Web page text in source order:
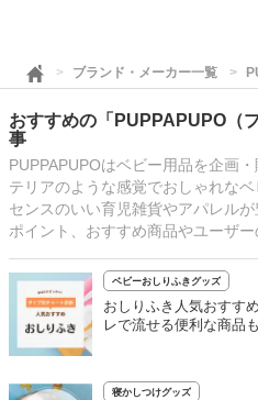
ブランド・メーカー一覧
おすすめの「PUPPAPUPO（
事
PUPPAPUPOはベビー用品を企画
テリアのような感覚でおしゃれな
センスのいい育児雑貨やアパレル
ポイント、おすすめ商品やユーザー
ベビーおしりふきグッズ
おしりふき人気おすす
レで流せる便利な商品も
寝かしつけグッズ